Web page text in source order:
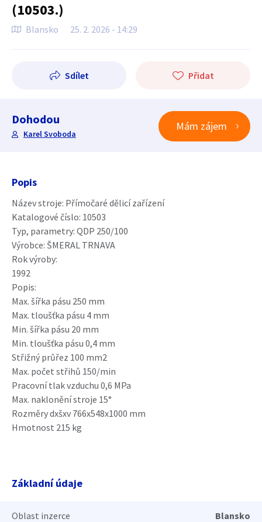
(10503.)
Blansko 25. 2. 2026 - 14:29
Sdílet Přidat
Dohodou
Karel Svoboda
Mám zájem
Popis
Název stroje: Přímočaré dělicí zařízení
Katalogové číslo: 10503
Typ, parametry: QDP 250/100
Výrobce: ŠMERAL TRNAVA
Rok výroby:
1992
Popis:
Max. šířka pásu 250 mm
Max. tloušťka pásu 4 mm
Min. šířka pásu 20 mm
Min. tloušťka pásu 0,4 mm
Střižný průřez 100 mm2
Max. počet střihů 150/min
Pracovní tlak vzduchu 0,6 MPa
Max. naklonění stroje 15°
Rozměry dxšxv 766x548x1000 mm
Hmotnost 215 kg
Základní údaje
Oblast inzerce Blansko